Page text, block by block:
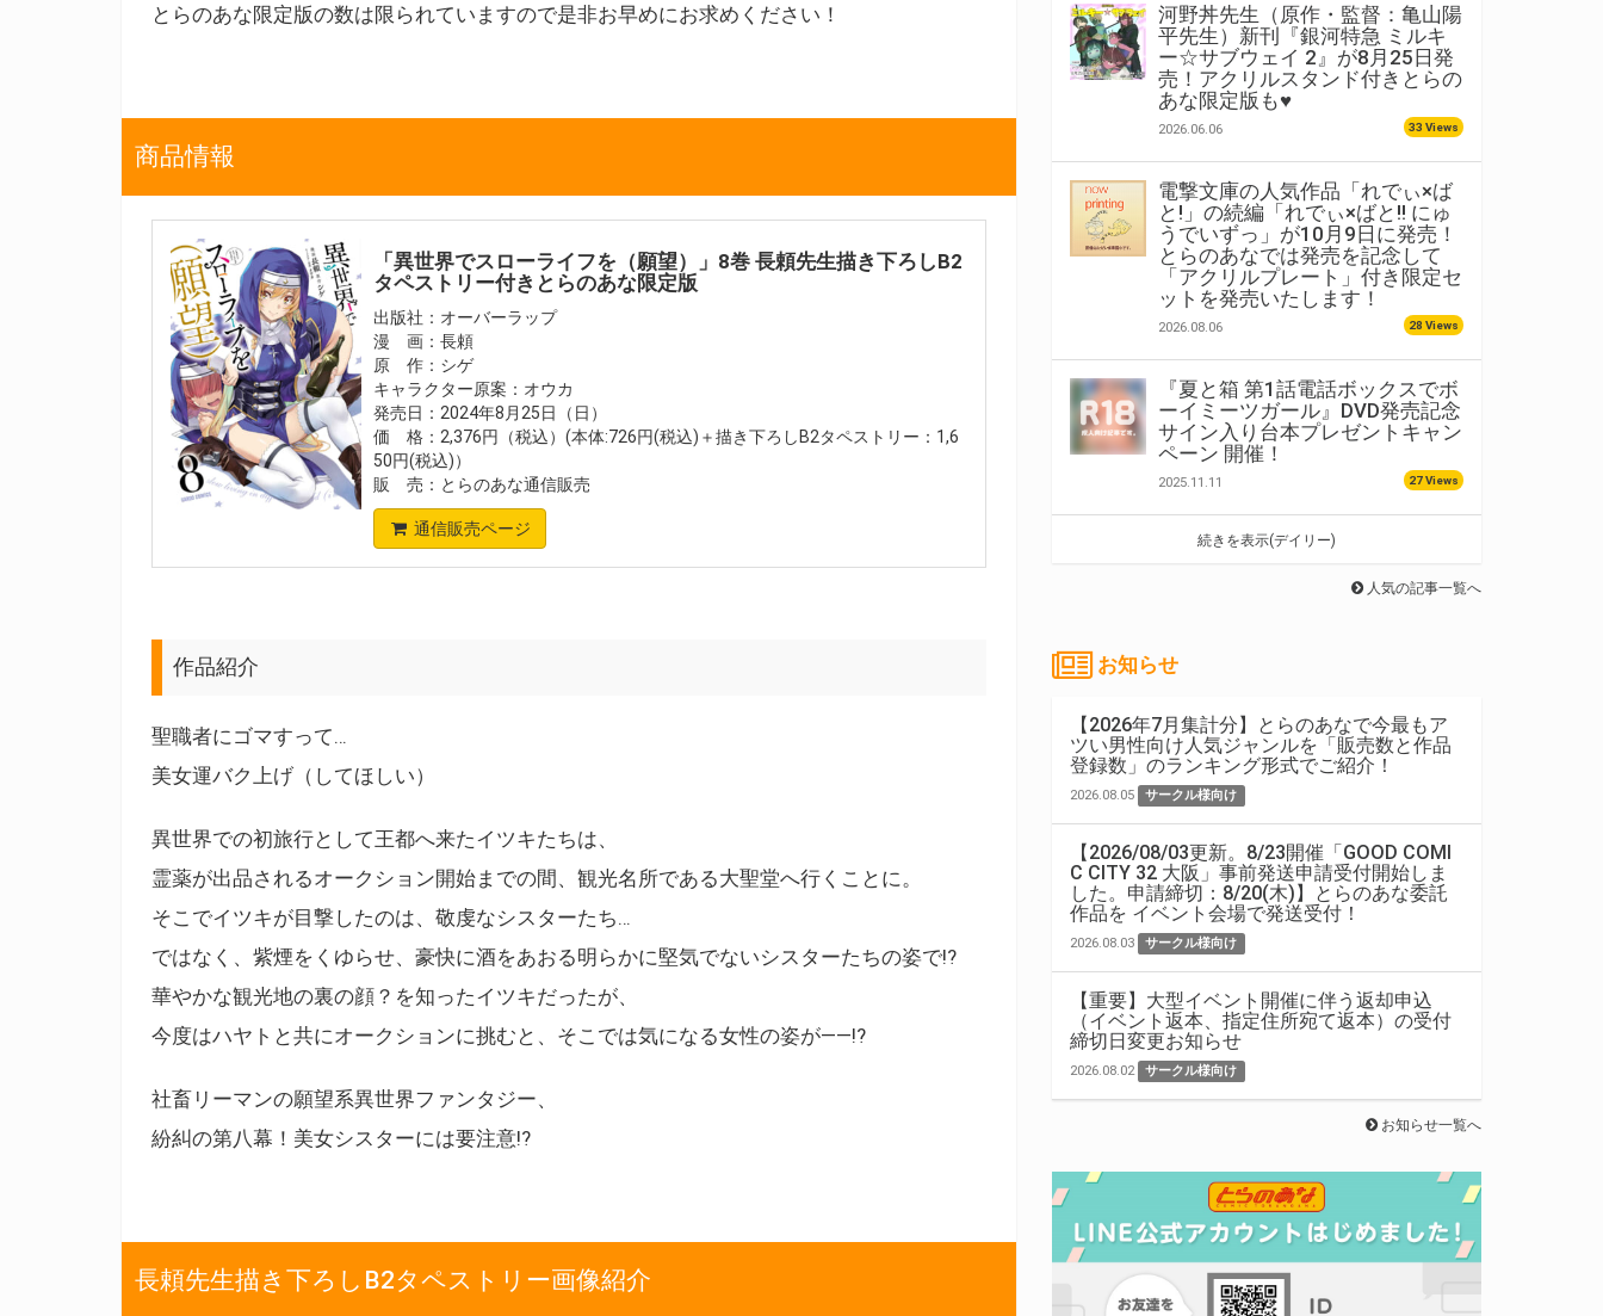
とらのあな限定版の数は限られていますので是非お早めにお求めください！
商品情報
「異世界でスローライフを（願望）」8巻 長頼先生描き下ろしB2
タペストリー付きとらのあな限定版
出版社：オーバーラップ
漫 画：長頼
原 作：シゲ
キャラクター原案：オウカ
発売日：2024年8月25日（日）
価 格：2,376円（税込）(本体:726円(税込)＋描き下ろしB2タペストリー：1,6
50円(税込)）
販 売：とらのあな通信販売
通信販売ページ
作品紹介
聖職者にゴマすって…
美女運バク上げ（してほしい）
異世界での初旅行として王都へ来たイツキたちは、
霊薬が出品されるオークション開始までの間、観光名所である大聖堂へ行くことに。
そこでイツキが目撃したのは、敬虔なシスターたち…
ではなく、紫煙をくゆらせ、豪快に酒をあおる明らかに堅気でないシスターたちの姿で!?
華やかな観光地の裏の顔？を知ったイツキだったが、
今度はハヤトと共にオークションに挑むと、そこでは気になる女性の姿が――!?
社畜リーマンの願望系異世界ファンタジー、
紛糾の第八幕！美女シスターには要注意!?
長頼先生描き下ろしB2タペストリー画像紹介
河野丼先生（原作・監督：亀山陽
平先生）新刊『銀河特急 ミルキ
ー☆サブウェイ 2』が8月25日発
売！アクリルスタンド付きとらの
あな限定版も♥
2026.06.06 33 Views
電撃文庫の人気作品「れでぃ×ば
と!」の続編「れでぃ×ばと!! にゅ
うでいずっ」が10月9日に発売！
とらのあなでは発売を記念して
「アクリルプレート」付き限定セ
ットを発売いたします！
2026.08.06 28 Views
『夏と箱 第1話電話ボックスでボ
ーイミーツガール』DVD発売記念
サイン入り台本プレゼントキャン
ペーン 開催！
2025.11.11 27 Views
続きを表示(デイリー)
人気の記事一覧へ
お知らせ
【2026年7月集計分】とらのあなで今最もア
ツい男性向け人気ジャンルを「販売数と作品
登録数」のランキング形式でご紹介！
2026.08.05 サークル様向け
【2026/08/03更新。8/23開催「GOOD COMI
C CITY 32 大阪」事前発送申請受付開始しま
した。申請締切：8/20(木)】とらのあな委託
作品を イベント会場で発送受付！
2026.08.03 サークル様向け
【重要】大型イベント開催に伴う返却申込
（イベント返本、指定住所宛て返本）の受付
締切日変更お知らせ
2026.08.02 サークル様向け
お知らせ一覧へ